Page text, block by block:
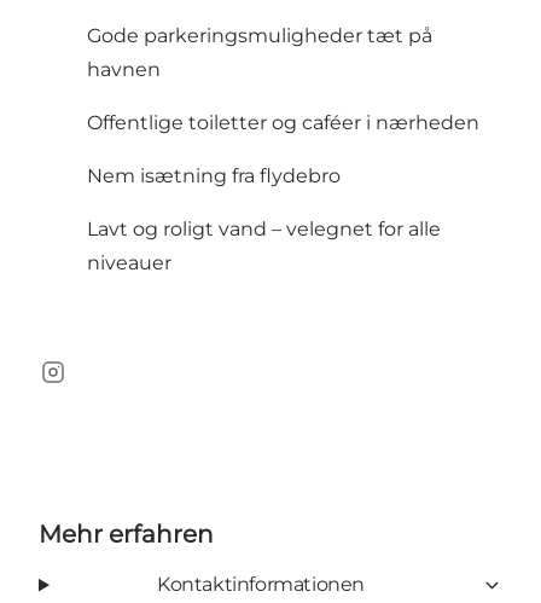
Gode parkeringsmuligheder tæt på
havnen
Offentlige toiletter og caféer i nærheden
Nem isætning fra flydebro
Lavt og roligt vand – velegnet for alle
niveauer
Instagram
Mehr erfahren
Kontaktinformationen